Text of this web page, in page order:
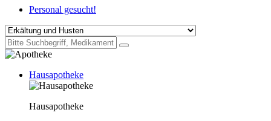
Personal gesucht!
Hausapotheke
Hausapotheke